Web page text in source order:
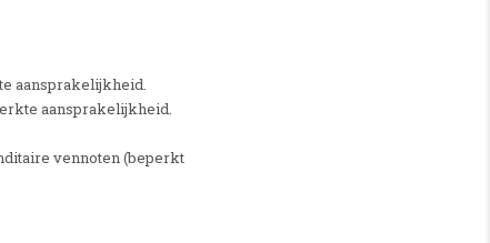
aansprakelijkheid.
aansprakelijkheid.
vennoten (beperkt